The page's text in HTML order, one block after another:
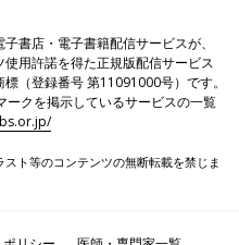
書店・電子書籍配信サービスが、
用許諾を得た正規版配信サービス
（登録番号 第11091000号）です。
ークを掲示しているサービスの一覧
ト等のコンテンツの無断転載を禁じま